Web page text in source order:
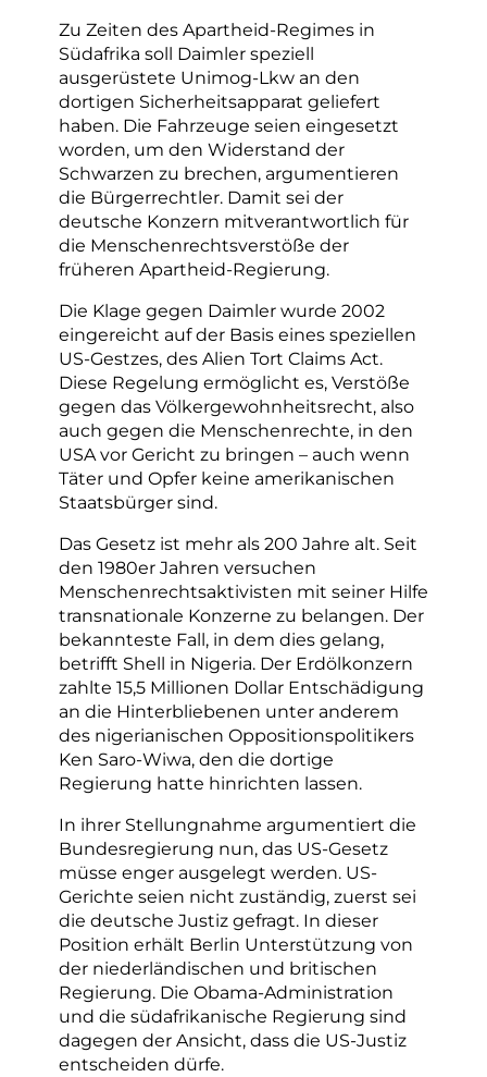
Zu Zeiten des Apartheid-Regimes in
Südafrika soll Daimler speziell
ausgerüstete Unimog-Lkw an den
dortigen Sicherheitsapparat geliefert
haben. Die Fahrzeuge seien eingesetzt
worden, um den Widerstand der
Schwarzen zu brechen, argumentieren
die Bürgerrechtler. Damit sei der
deutsche Konzern mitverantwortlich für
die Menschenrechtsverstöße der
früheren Apartheid-Regierung.
Die Klage gegen Daimler wurde 2002
eingereicht auf der Basis eines speziellen
US-Gestzes, des Alien Tort Claims Act.
Diese Regelung ermöglicht es, Verstöße
gegen das Völkergewohnheitsrecht, also
auch gegen die Menschenrechte, in den
USA vor Gericht zu bringen – auch wenn
Täter und Opfer keine amerikanischen
Staatsbürger sind.
Das Gesetz ist mehr als 200 Jahre alt. Seit
den 1980er Jahren versuchen
Menschenrechtsaktivisten mit seiner Hilfe
transnationale Konzerne zu belangen. Der
bekannteste Fall, in dem dies gelang,
betrifft Shell in Nigeria. Der Erdölkonzern
zahlte 15,5 Millionen Dollar Entschädigung
an die Hinterbliebenen unter anderem
des nigerianischen Oppositionspolitikers
Ken Saro-Wiwa, den die dortige
Regierung hatte hinrichten lassen.
In ihrer Stellungnahme argumentiert die
Bundesregierung nun, das US-Gesetz
müsse enger ausgelegt werden. US-
Gerichte seien nicht zuständig, zuerst sei
die deutsche Justiz gefragt. In dieser
Position erhält Berlin Unterstützung von
der niederländischen und britischen
Regierung. Die Obama-Administration
und die südafrikanische Regierung sind
dagegen der Ansicht, dass die US-Justiz
entscheiden dürfe.